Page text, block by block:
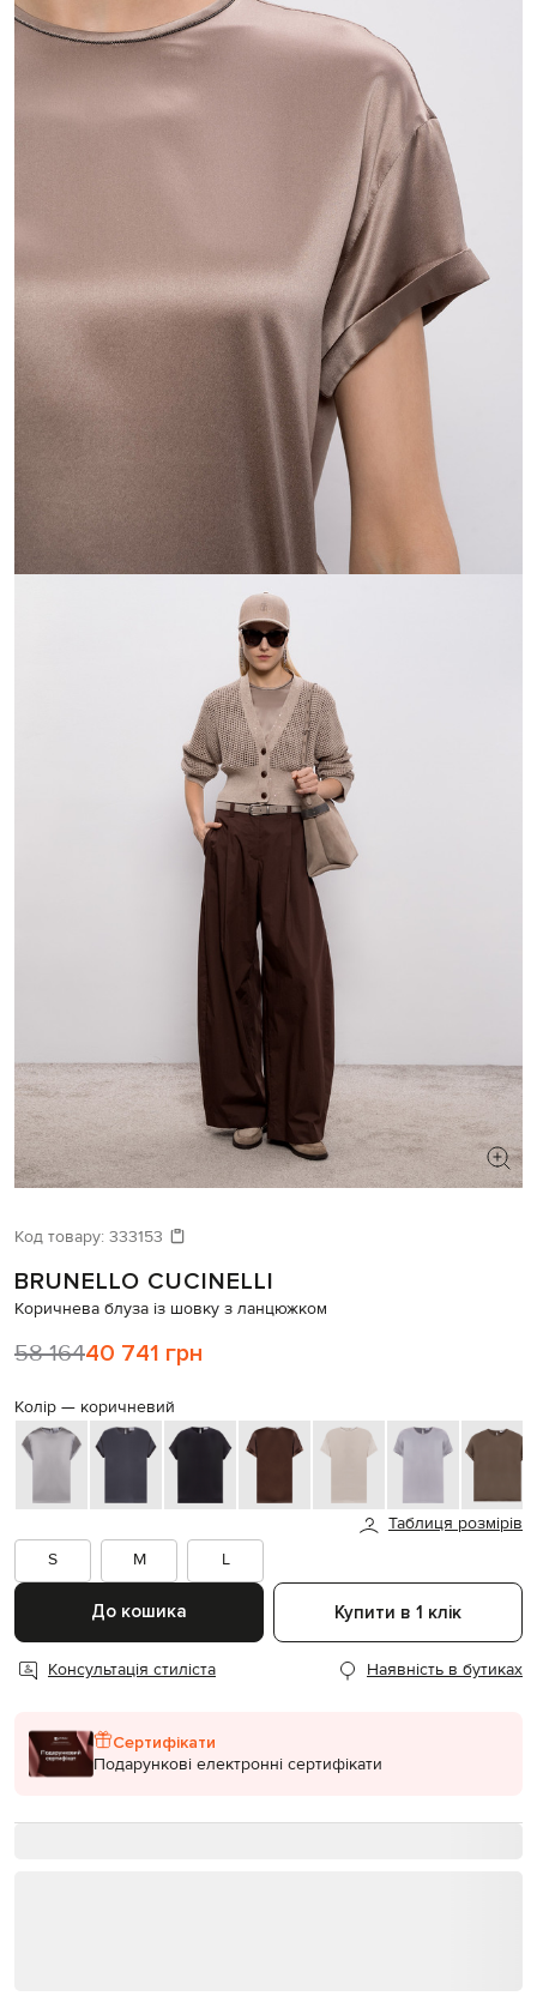
Давайте підберемо щось ще
Схожі товари
Код товару: 333153
BRUNELLO CUCINELLI
Коричнева блуза із шовку з ланцюжком
58 16440 741 грн
Колір — коричневий
Таблиця розмірів
S
M L
До кошика Купити в 1 клік
Консультація стиліста Наявність в бутиках
Сертифікати
Подарункові електронні сертифікати